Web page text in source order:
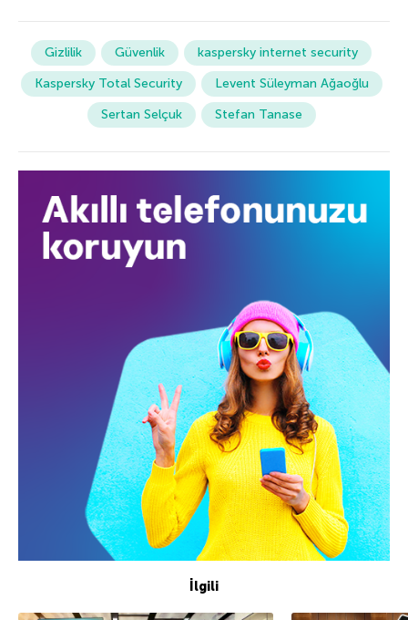
Gizlilik Güvenlik
kaspersky internet security
Kaspersky Total Security
Levent Süleyman Ağaoğlu
Sertan Selçuk
Stefan Tanase
İlgili